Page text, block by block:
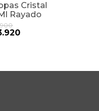
Cristal
Rayado
900
.920